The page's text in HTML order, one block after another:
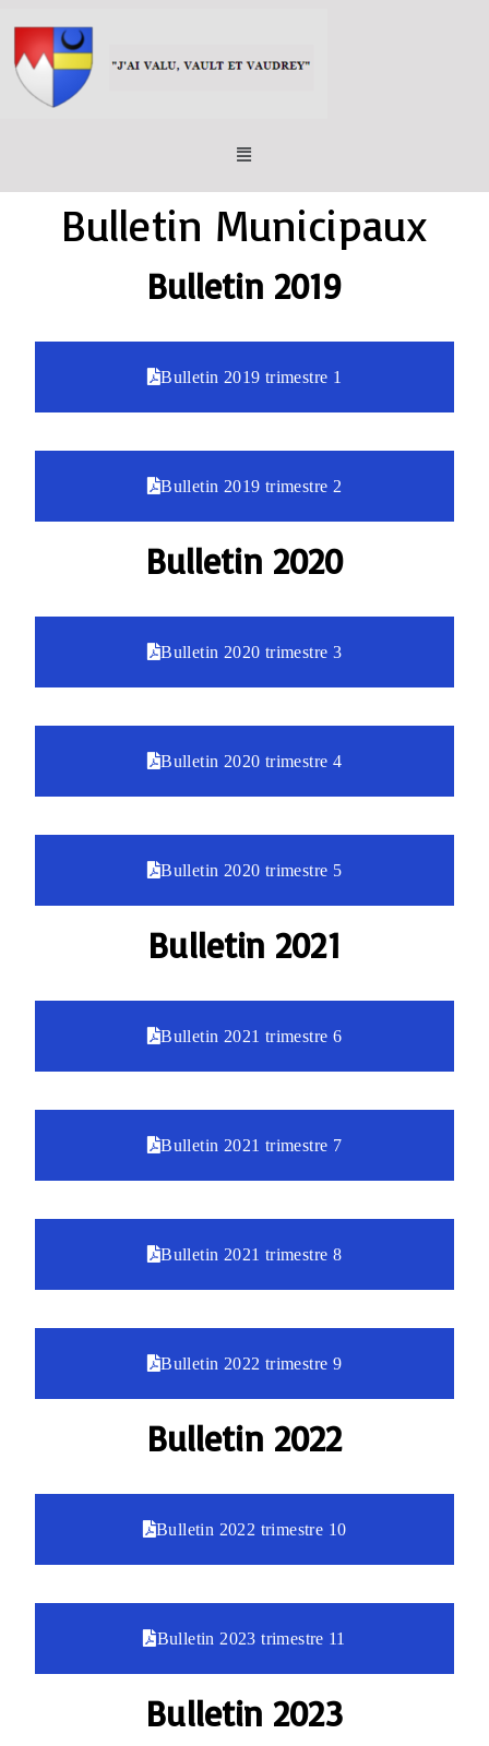
Bulletin Municipaux
Bulletin 2019
Bulletin 2019 trimestre 1
Bulletin 2019 trimestre 2
Bulletin 2020
Bulletin 2020 trimestre 3
Bulletin 2020 trimestre 4
Bulletin 2020 trimestre 5
Bulletin 2021
Bulletin 2021 trimestre 6
Bulletin 2021 trimestre 7
Bulletin 2021 trimestre 8
Bulletin 2022 trimestre 9
Bulletin 2022
Bulletin 2022 trimestre 10
Bulletin 2023 trimestre 11
Bulletin 2023